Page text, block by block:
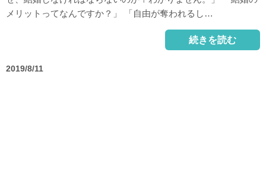
メリットってなんですか？」 「自由が奪われるし…
続きを読む
2019/8/11